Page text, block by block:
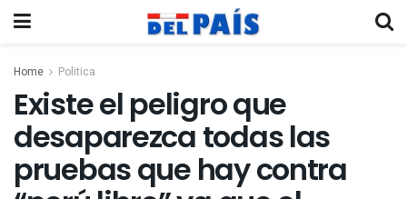
Home Politica
Existe el peligro que
desaparezca todas las
pruebas que hay contra